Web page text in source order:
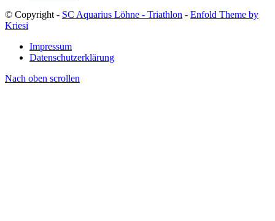
© Copyright - SC Aquarius Löhne - Triathlon - Enfold Theme by
Kriesi
Impressum
Datenschutzerklärung
Nach oben scrollen